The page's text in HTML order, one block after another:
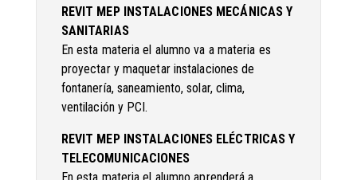
REVIT MEP INSTALACIONES MECÁNICAS Y
SANITARIAS
En esta materia el alumno va a materia es
proyectar y maquetar instalaciones de
fontanería, saneamiento, solar, clima,
ventilación y PCI.
REVIT MEP INSTALACIONES ELÉCTRICAS Y
TELECOMUNICACIONES